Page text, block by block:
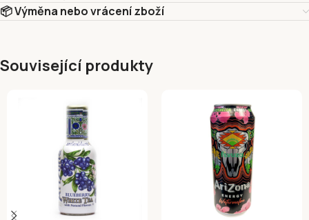
📦 Výměna nebo vrácení zboží
Související produkty